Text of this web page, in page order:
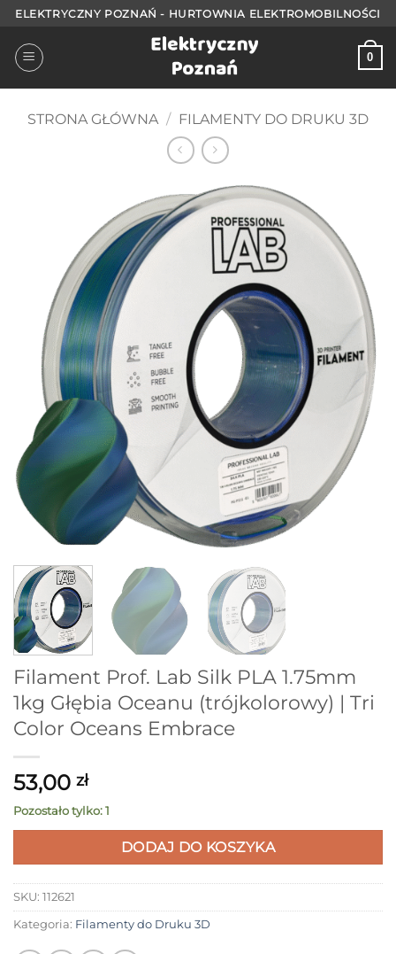
Przejdź
treści
ELEKTRYCZNY POZNAŃ - HURTOWNIA ELEKTROMOBILNOŚCI
0
STRONA GŁÓWNA / FILAMENTY DO DRUKU 3D
Filament Prof. Lab Silk PLA 1.75mm
1kg Głębia Oceanu (trójkolorowy) | Tri
Color Oceans Embrace
53,00 zł
Pozostało tylko: 1
DODAJ DO KOSZYKA
SKU: 112621
Kategoria: Filamenty do Druku 3D